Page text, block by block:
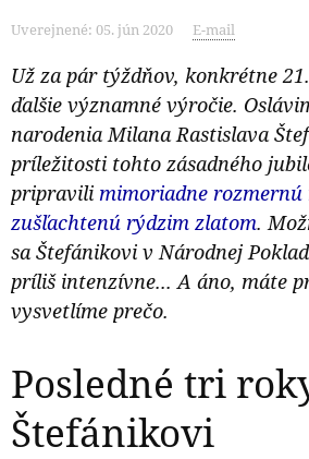
Uverejnené: 05. jún 2020 E-mail
Už za pár týždňov, konkrétne
ďalšie významné výročie.
narodenia Milana Rastislava
príležitosti tohto zásadného
pripravili mimoriadne rozmernú
zušľachtenú rýdzim zlatom.
sa Štefánikovi v Národnej
príliš intenzívne... A áno, máte
vysvetlíme prečo.
Posledné tri
Štefánikovi